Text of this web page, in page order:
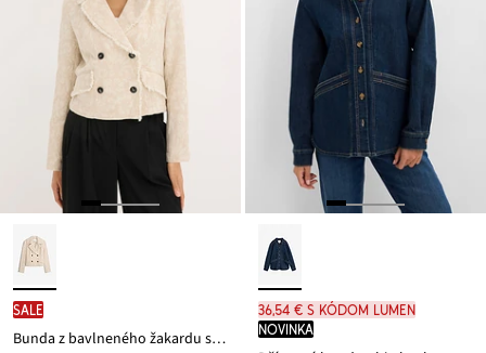
SALE
Bunda z bavlneného žakardu s pláteným podielom
36,54 € s kódom LUMEN
novinka